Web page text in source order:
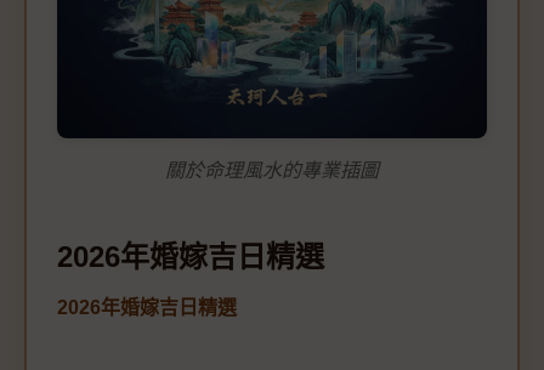
關於命理風水的專業插圖
2026年婚嫁吉日精選
2026年婚嫁吉日精選